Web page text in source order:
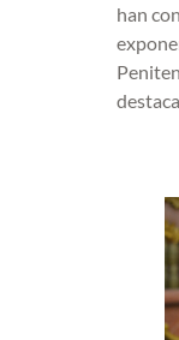
han